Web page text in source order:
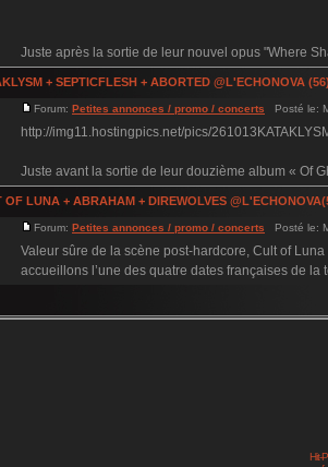
Juste après la sortie de leur nouvel opus "Where
+ SEPTICFLESH + ABORTED @L'ECHONOVA
Forum: Petites annonces / promo / concerts Posté le:
http://img11.hostingpics.net/pics/
Juste avant la sortie de leur douzième album « Of
OF LUNA + ABRAHAM + DIREWOLVES
Forum: Petites annonces / promo / concerts Posté le:
Valeur sûre de la scène post-hardcore, Cult of
accueillons l’une des quatre dates françaises de la